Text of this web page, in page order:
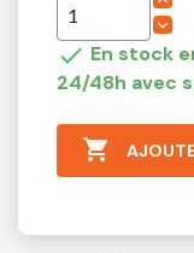
 En stock
24/48h avec
